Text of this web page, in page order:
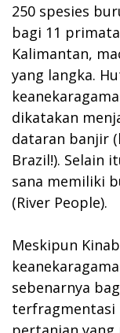
250 spesies
bagi 11
Kalimantan,
yang langka.
dikatakan
dataran banjir
Brazil!). Selain
sana memiliki
(River People).
Meskipun
sebenarnya
terfragmentasi